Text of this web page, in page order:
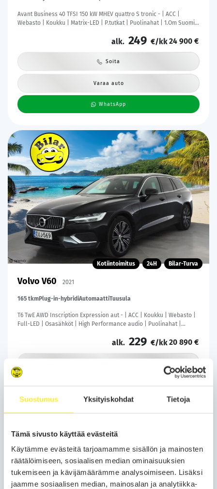
Suostumus Yksityiskohdat Tietoja
Tämä sivusto käyttää evästeitä
Käytämme evästeitä tarjoamamme sisällön ja mainosten
räätälöimiseen, sosiaalisen median ominaisuuksien
tukemiseen ja kävijämäärämme analysoimiseen. Lisäksi
jaamme sosiaalisen median, mainosalan ja analytiikka-
Avant Business 40 TFSI 150 kW MHEV quattro S tronic - | ACC |
Webasto | Koukku | Matrix-LED | P.tutkat | Puolinahat | 1.Om Suomi-
alk. 249 €/kk24 900 €
Soita
Varaa auto
WhatsApp
Kotiintoimitus 24H Bilar-Turva
Volvo V60 2021
165 tkmPlug-in-hybridiAutomaattiTuusula
T6 TwE AWD Inscription Expression aut - | ACC | Koukku | Webasto |
Full-LED | Osasähköt | High Performance audio | Puolinahat |
alk. 229 €/kk20 890 €
WhatsApp
KESÄN PARHAAT AUTODIILIT!
Nyt on täydellinen hetki päivittää uusi auto ja
tehdä kesän fiksuimmat kaupat Bilarilla! Valitse